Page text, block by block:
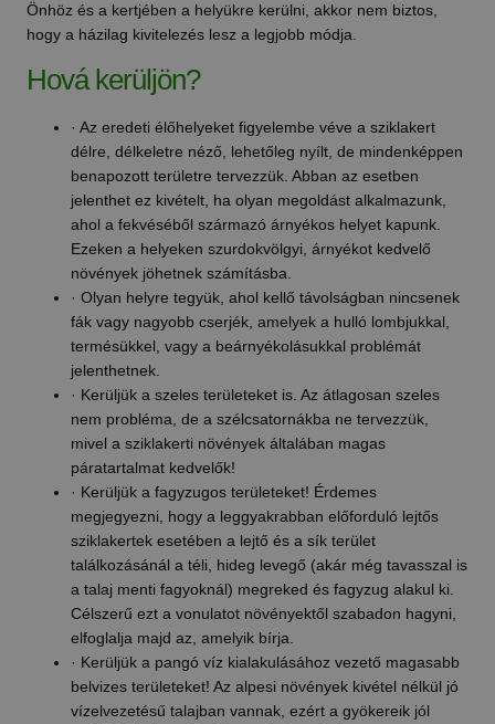
Önhöz és a kertjében a helyükre kerülni, akkor nem biztos,
hogy a házilag kivitelezés lesz a legjobb módja.
Hová kerüljön?
· Az eredeti élőhelyeket figyelembe véve a sziklakert
délre, délkeletre néző, lehetőleg nyílt, de mindenképpen
benapozott területre tervezzük. Abban az esetben
jelenthet ez kivételt, ha olyan megoldást alkalmazunk,
ahol a fekvéséből származó árnyékos helyet kapunk.
Ezeken a helyeken szurdokvölgyi, árnyékot kedvelő
növények jöhetnek számításba.
· Olyan helyre tegyük, ahol kellő távolságban nincsenek
fák vagy nagyobb cserjék, amelyek a hulló lombjukkal,
termésükkel, vagy a beárnyékolásukkal problémát
jelenthetnek.
· Kerüljük a szeles területeket is. Az átlagosan szeles
nem probléma, de a szélcsatornákba ne tervezzük,
mivel a sziklakerti növények általában magas
páratartalmat kedvelők!
· Kerüljük a fagyzugos területeket! Érdemes
megjegyezni, hogy a leggyakrabban előforduló lejtős
sziklakertek esetében a lejtő és a sík terület
találkozásánál a téli, hideg levegő (akár még tavasszal is
a talaj menti fagyoknál) megreked és fagyzug alakul ki.
Célszerű ezt a vonulatot növényektől szabadon hagyni,
elfoglalja majd az, amelyik bírja.
· Kerüljük a pangó víz kialakulásához vezető magasabb
belvizes területeket! Az alpesi növények kivétel nélkül jó
vízelvezetésű talajban vannak, ezért a gyökereik jól